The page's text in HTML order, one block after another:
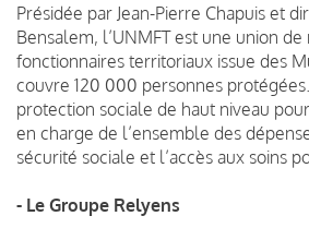
Présidée par Jean-Pierre Chapuis et
Bensalem, l’UNMFT est une union
fonctionnaires territoriaux issue des
couvre 120 000 personnes
protection sociale de haut niveau
en charge de l’ensemble des
sécurité sociale et l’accès aux soins
- Le Groupe Relyens